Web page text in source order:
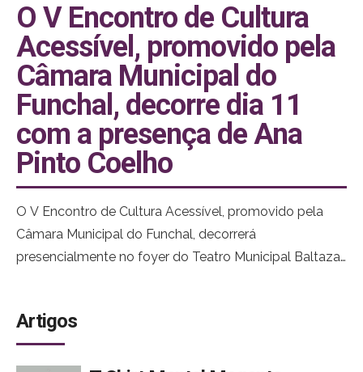
O V Encontro de Cultura
Acessível, promovido pela
Câmara Municipal do
Funchal, decorre dia 11
com a presença de Ana
Pinto Coelho
O V Encontro de Cultura Acessível, promovido pela
Câmara Municipal do Funchal, decorrerá
presencialmente no foyer do Teatro Municipal Baltazar
Artigos